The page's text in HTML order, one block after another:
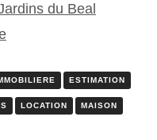
du Beal
ESTIMATION
LOCATION MAISON